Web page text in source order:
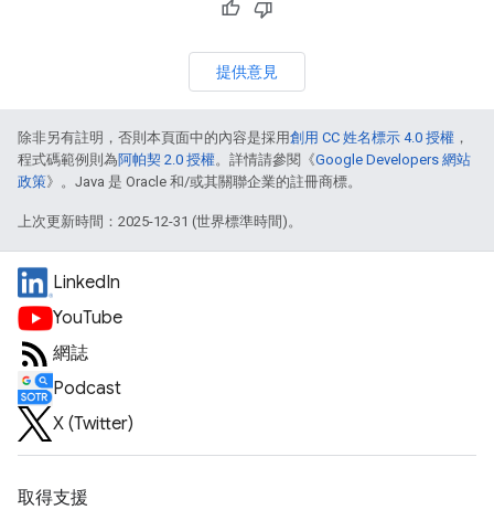
提供意見
除非另有註明，否則本頁面中的內容是採用創用 CC 姓名標示 4.0 授權 ，
程式碼範例則為阿帕契 2.0 授權。詳情請參閱《Google Developers 網站
政策》。Java 是 Oracle 和/或其關聯企業的註冊商標。
上次更新時間：2025-12-31 (世界標準時間)。
LinkedIn
YouTube
網誌
Podcast
X (Twitter)
取得支援